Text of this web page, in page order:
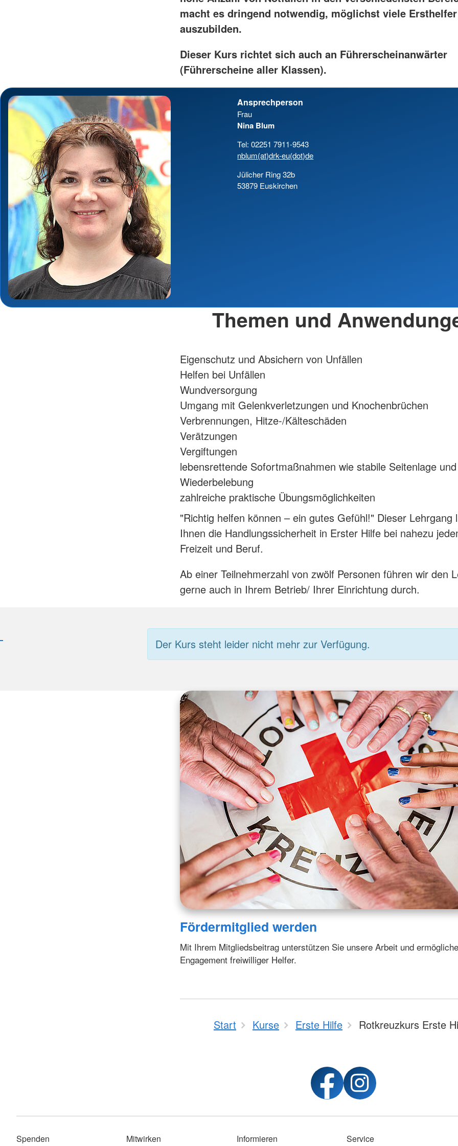
macht es dringend notwendig, möglichst viele Ersthelfer
auszubilden.
Dieser Kurs richtet sich auch an Führerscheinanwärter
(Führerscheine aller Klassen).
Ansprechperson
Frau
Nina Blum
Tel: 02251 7911-9543
nblum(at)drk-eu(dot)de
Jülicher Ring 32b
53879 Euskirchen
Themen und
Eigenschutz und Absichern von Unfällen
Helfen bei Unfällen
Wundversorgung
Umgang mit Gelenkverletzungen und Knochenbrüchen
Verbrennungen, Hitze-/Kälteschäden
Verätzungen
Vergiftungen
lebensrettende Sofortmaßnahmen wie stabile Seitenlage und
Wiederbelebung
zahlreiche praktische Übungsmöglichkeiten
"Richtig helfen können – ein gutes Gefühl!" Dieser Lehrgang
Ihnen die Handlungssicherheit in Erster Hilfe bei nahezu
Freizeit und Beruf.
Ab einer Teilnehmerzahl von zwölf Personen führen wir den
gerne auch in Ihrem Betrieb/ Ihrer Einrichtung durch.
Der Kurs steht leider nicht mehr zur Verfügung.
Fördermitglied werden
Mit Ihrem Mitgliedsbeitrag unterstützen Sie unsere Arbeit und
Engagement freiwilliger Helfer.
Start Kurse Erste Hilfe Rotkreuzkurs Erste
Spenden Mitwirken Informieren Service